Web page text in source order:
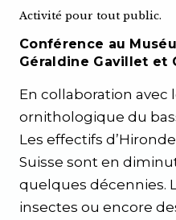
Activité pour tout public.
Conférence au
Géraldine Gavillet et
En collaboration avec
ornithologique du
Les effectifs
Suisse sont en
quelques décennies.
insectes ou encore